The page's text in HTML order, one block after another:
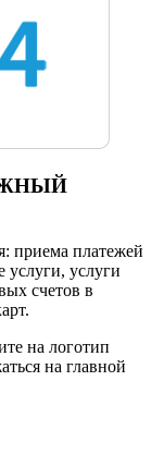
приема платежей
услуги, услуги
счетов в
на логотип
на главной